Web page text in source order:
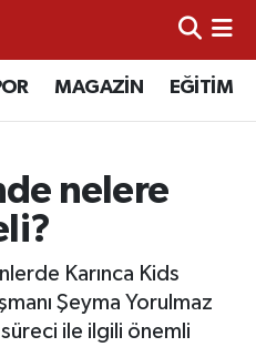
MAGAZİN EĞİTİM
nelere
Karınca Kids
Şeyma Yorulmaz
ile ilgili önemli
ve Fikstür